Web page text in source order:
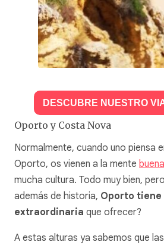
DESCUBRE NUESTRO
Oporto y Costa Nova
Normalmente, cuando uno piensa
Oporto, os vienen a la mente
mucha cultura. Todo muy bien,
además de historia, Oporto tiene
extraordinaria que ofrecer?
A estas alturas ya sabemos que